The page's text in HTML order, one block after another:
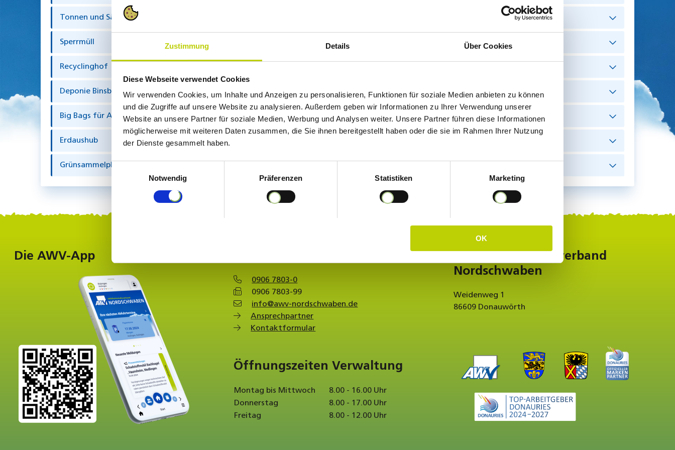
Zustimmung Details Über Cookies
Diese Webseite verwendet Cookies
Wir verwenden Cookies, um Inhalte und Anzeigen zu personalisieren, Funktionen für soziale Medien anbieten zu können
und die Zugriffe auf unsere Website zu analysieren. Außerdem geben wir Informationen zu Ihrer Verwendung unserer
Website an unsere Partner für soziale Medien, Werbung und Analysen weiter. Unsere Partner führen diese Informationen
möglicherweise mit weiteren Daten zusammen, die Sie ihnen bereitgestellt haben oder die sie im Rahmen Ihrer Nutzung
der Dienste gesammelt haben.
Einwilligungsauswahl
Notwendig
Präferenzen Statistiken Marketing
OK
Tonnen und Säcke
Sperrmüll
Recyclinghof
Deponie Binsberg
Big Bags für Asbestabfälle
Erdaushub
Grünsammelplatz & Kompostierung
Die AWV-App
0906 7803-0
0906 7803-99
info@awv-nordschwaben.de
Ansprechpartner
Kontaktformular
Öffnungszeiten Verwaltung
Montag bis Mittwoch
8.00 - 16.00 Uhr
Donnerstag
8.00 - 17.00 Uhr
Freitag
8.00 - 12.00 Uhr
Abfallwirtschaftsverband
Nordschwaben
Weidenweg 1
86609 Donauwörth